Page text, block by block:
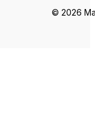
© 2026